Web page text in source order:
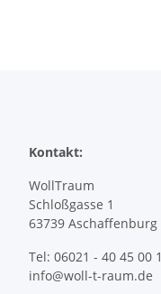
Kontakt:
WollTraum
Schloßgasse 1
63739 Aschaffenburg
Tel: 06021 - 40 45 00 1
info@woll-t-raum.de